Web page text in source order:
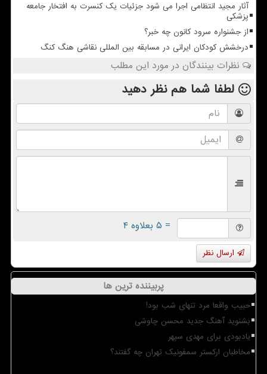
آثار مجید انتظامی اجرا می شود جزئیات یک کنسرت به افتخار جامعه
پزشکی
از جشنواره سرود کانون چه خبر؟
درخشش کودکان ایرانی در مسابقه بین المللی نقاشی هنگ کنگ
نظرات بینندگان در مورد این مطلب
لطفا شما همنظر دهید
= ۵ بعلاوه ۴
ارسال نظر
پربیننده ترین ها
حبیب واقعا مرد تنهای شب بود!
بشنوید آهنگ جدید محسن چاوشی
یادبودی برای مهدی سپهر
مخاطبان ارکستر سمفونیک تهران چه گفتند؟